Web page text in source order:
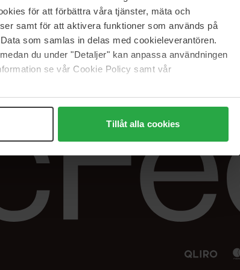
för att förbättra våra tjänster, mäta och
samt för att aktivera funktioner som används på
som samlas in delas med cookieleverantören.
du under "Detaljer" kan anpassa användningen
se vår Cookie Policy samt vår
Tillåt alla cookies
Spor bestillingen min
Retur og reklamasjon
Blush har blitt
Nordicfeel
Instagram
Linkedin